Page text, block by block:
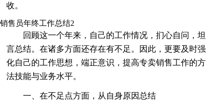
收。
销售员年终工作总结2
回顾这一个年来，自己的工作情况，扪心自问，坦
言总结。在诸多方面还存在有不足。因此，更要及时强
化自己的工作思想，端正意识，提高专卖销售工作的方
法技能与业务水平。
一、在不足点方面，从自身原因总结